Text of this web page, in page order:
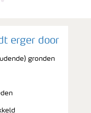
erger door
gronden